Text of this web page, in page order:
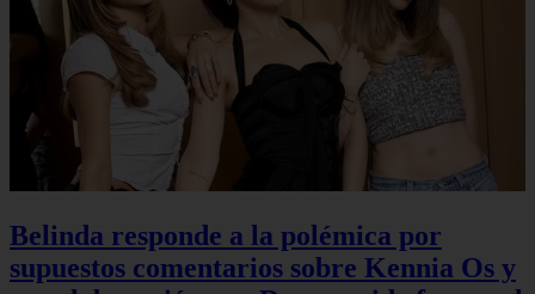
Belinda responde a la polémica por
supuestos comentarios sobre Kennia Os y